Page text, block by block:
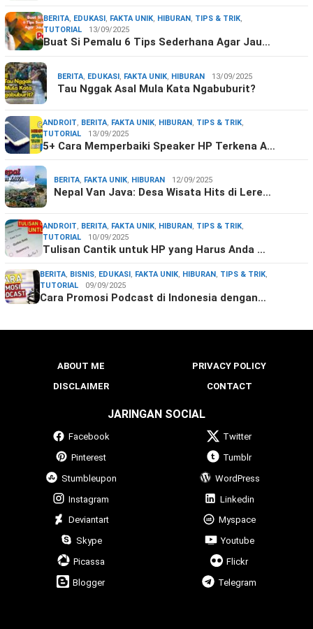
BERITA, EDUKASI , FAKTA UNIK, HIBURAN , TIPS & TRIK,
TUTORIAL
13/09/2025
Buat Si Pemalu 6 Tips Sederhana Agar Jau…
BERITA, EDUKASI , FAKTA UNIK, HIBURAN 13/09/2025
Tau Nggak Asal Mula Kata Ngabuburit?
ANDROIT, BERITA, FAKTA UNIK, HIBURAN , TIPS & TRIK,
TUTORIAL
13/09/2025
5+ Cara Memperbaiki Speaker HP Terkena A…
BERITA, FAKTA UNIK, HIBURAN 12/09/2025
Nepal Van Java: Desa Wisata Hits di Lere…
ANDROIT, BERITA, FAKTA UNIK, HIBURAN , TIPS & TRIK,
TUTORIAL
10/09/2025
Tulisan Cantik untuk HP yang Harus Anda …
BERITA, BISNIS, EDUKASI , FAKTA UNIK, HIBURAN , TIPS & TRIK,
TUTORIAL
09/09/2025
Cara Promosi Podcast di Indonesia dengan…
ABOUT ME
PRIVACY POLICY
DISCLAIMER
CONTACT
JARINGAN SOCIAL
Facebook
Twitter
Pinterest
Tumblr
Stumbleupon
WordPress
Instagram
Linkedin
Deviantart
Myspace
Skype
Youtube
Picassa
Flickr
Blogger
Telegram